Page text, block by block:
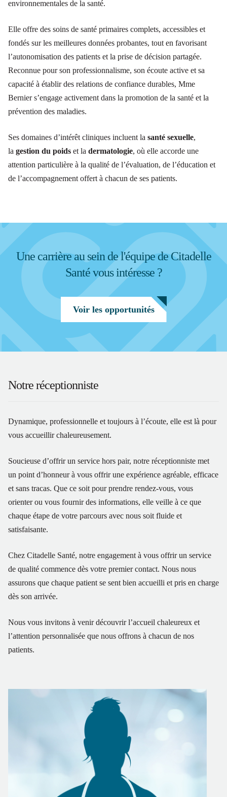
environnementales de la santé.
Elle offre des soins de santé primaires complets, accessibles et
fondés sur les meilleures données probantes, tout en favorisant
l’autonomisation des patients et la prise de décision partagée.
Reconnue pour son professionnalisme, son écoute active et sa
capacité à établir des relations de confiance durables, Mme
Bernier s’engage activement dans la promotion de la santé et la
prévention des maladies.
Ses domaines d’intérêt cliniques incluent la santé sexuelle,
la gestion du poids et la dermatologie, où elle accorde une
attention particulière à la qualité de l’évaluation, de l’éducation et
de l’accompagnement offert à chacun de ses patients.
Une carrière au sein de l'équipe de Citadelle
Santé vous intéresse ?
Voir les opportunités
Notre réceptionniste
Dynamique, professionnelle et toujours à l’écoute, elle est là pour
vous accueillir chaleureusement.
Soucieuse d’offrir un service hors pair, notre réceptionniste met
un point d’honneur à vous offrir une expérience agréable, efficace
et sans tracas. Que ce soit pour prendre rendez-vous, vous
orienter ou vous fournir des informations, elle veille à ce que
chaque étape de votre parcours avec nous soit fluide et
satisfaisante.
Chez Citadelle Santé, notre engagement à vous offrir un service
de qualité commence dès votre premier contact. Nous nous
assurons que chaque patient se sent bien accueilli et pris en charge
dès son arrivée.
Nous vous invitons à venir découvrir l’accueil chaleureux et
l’attention personnalisée que nous offrons à chacun de nos
patients.